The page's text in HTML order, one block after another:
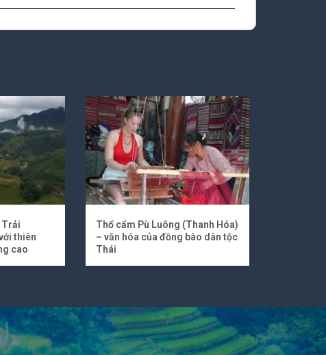
Trải
thiên
cao
Thổ cẩm Pù Luông (Thanh Hóa)
– văn hóa của đồng bào dân tộc
Thái